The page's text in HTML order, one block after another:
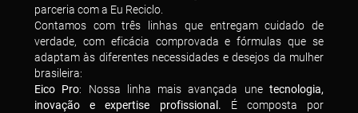
parceria com a Eu Reciclo.
Contamos com três linhas que entregam cuidado de
verdade, com eficácia comprovada e fórmulas que se
adaptam às diferentes necessidades e desejos da mulher
brasileira:
Eico Pro: Nossa linha mais avançada unetecnologia,
inovação e expertise profissional. É composta por